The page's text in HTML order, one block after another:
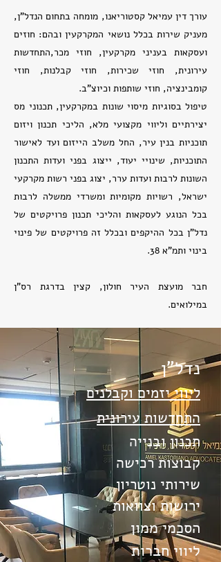
עורך דין עמיאל קסטוריאנו, מומחה בתחום הנדל”ן,
מעניק שירות בכלל נושאי המקרקעין ובהם: חוזים
ועסקאות בעניני מקרקעין, חוזי מכר,התחדשות
עירונית, חוזי שכירות, חוזי קבלנות, חוזי
קומבינציה, חוזי שותפות וכיוצ”ב.
טיפול בסוגיות מיסוי שונות במקרקעין, תכנוני מס
יצירתיים וליווי מקצועי מלא, הליכי תכנון ויזום
תוכניות בנין עיר, החל משלב הייזום ועד לאישור
התוכניות, שינויי יעוד, ייצוג בפני ועדות התכנון
השונות לרבות ועדות ערר, יצוג בפני רשות מקרקעי
ישראל, רשויות מקומיות ומשרדי ממשלה לרבות
בכל הנוגע לעסקאות והליכי תכנון פרויקטים של
נדל”ן בכל ההיקפים ובכלל זה פרויקטים של פינוי
בינוי ותמ”א 38.
חבר מועצת העיר חולון, קצין בדרגת רס"ן
במילואים.
נדל"ן
ליווי יזמים וקבלנים
התחדשות עירונית
תכנון ובנייה
קבוצות רכישה
שירותי נוטריון
ירושות וצוואות
הסכמי ממון
ליווי חברות